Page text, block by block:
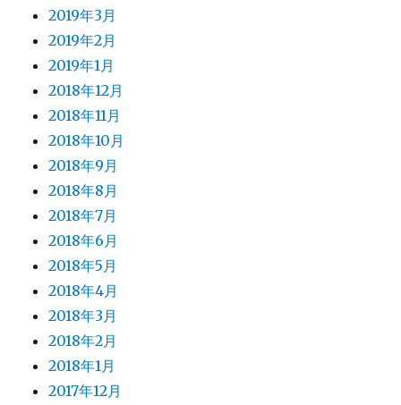
2019年3月
2019年2月
2019年1月
2018年12月
2018年11月
2018年10月
2018年9月
2018年8月
2018年7月
2018年6月
2018年5月
2018年4月
2018年3月
2018年2月
2018年1月
2017年12月